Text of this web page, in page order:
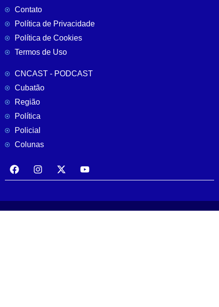
Contato
Política de Privacidade
Política de Cookies
Termos de Uso
CNCAST - PODCAST
Cubatão
Região
Política
Policial
Colunas